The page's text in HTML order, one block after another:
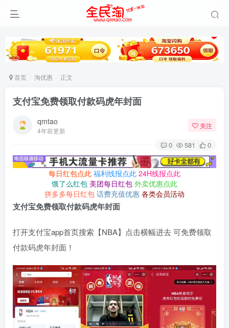
首页 淘优惠 正文
支付宝免费领取付款码虎年封面
qmtao
4年前更新
关注
0 581 0
每日红包点此 福利线报点此 24H线报点此
饿了么红包 美团每日红包 外卖优惠点此
拼多多每日红包 话费充值优惠 各类会员活动
支付宝免费领取付款码虎年封面
打开支付宝app首页搜索【NBA】点击横幅进去 可免费领取
付款码虎年封面！